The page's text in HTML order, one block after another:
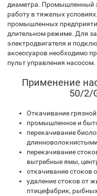
диаметра. Промышленный
работу в тяжелых
промышленных
длительном режиме. Для
электродвигателя и
аксесcуаров необходимо
пульт управления насосом.
Применение
50/2/
Откачивание
промышленное и
перекачивание
перекачивание
выгребные ямы,
откачивание стоков
удаление стоков от
птицефабрик,